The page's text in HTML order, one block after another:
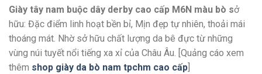
Giày tây nam buộc dây derby cao cấp M6N màu bò sở
hữu: Đặc điểm linh hoạt bền bỉ, Mịn đẹp tự nhiên, thoải mái
thoáng mát. Nhờ sở hữu chất lượng da bê đực từ những
vùng núi tuyết nổi tiếng xa xỉ của Châu Âu. [Quảng cáo xem
thêm shop giày da bò nam tpchm cao cấp